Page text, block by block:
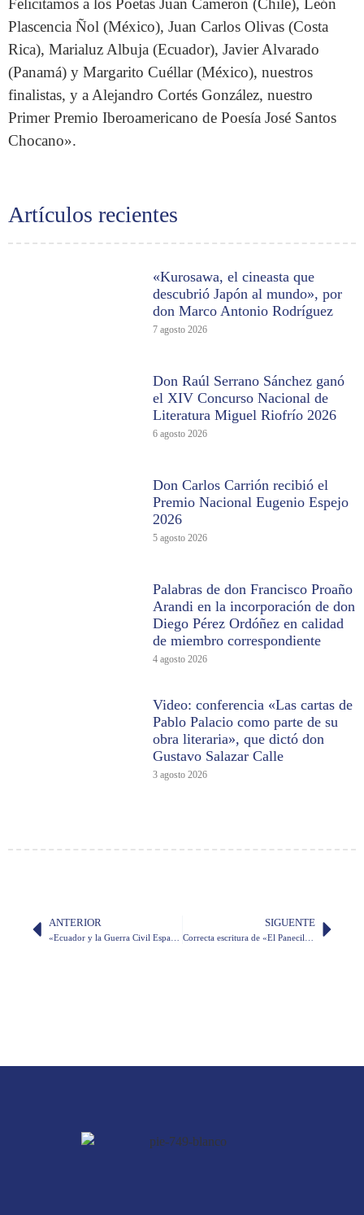
Artículos recientes
«Kurosawa, el cineasta que
descubrió Japón al mundo», por
don Marco Antonio Rodríguez
7 agosto 2026
Don Raúl Serrano Sánchez ganó
el XIV Concurso Nacional de
Literatura Miguel Riofrío 2026
6 agosto 2026
Don Carlos Carrión recibió el
Premio Nacional Eugenio Espejo
2026
5 agosto 2026
Palabras de don Francisco Proaño
Arandi en la incorporación de don
Diego Pérez Ordóñez en calidad
de miembro correspondiente
4 agosto 2026
Video: conferencia «Las cartas de
Pablo Palacio como parte de su
obra literaria», que dictó don
Gustavo Salazar Calle
3 agosto 2026
Felicitamos a los Poetas Juan Cameron (Chile), León
Plascencia Ñol (México), Juan Carlos Olivas (Costa
Rica), Marialuz Albuja (Ecuador), Javier Alvarado
(Panamá) y Margarito Cuéllar (México), nuestros
finalistas, y a Alejandro Cortés González, nuestro
Primer Premio Iberoamericano de Poesía José Santos
Chocano».
ANTERIOR SIGUENTE